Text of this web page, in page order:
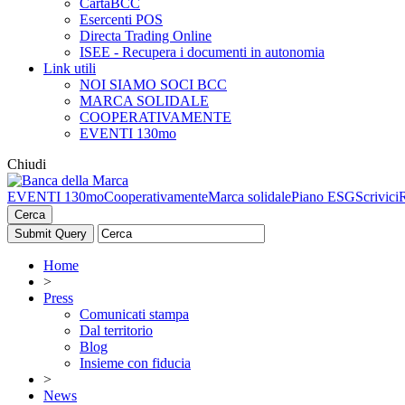
CartaBCC
Esercenti POS
Directa Trading Online
ISEE - Recupera i documenti in autonomia
Link utili
NOI SIAMO SOCI BCC
MARCA SOLIDALE
COOPERATIVAMENTE
EVENTI 130mo
Chiudi
EVENTI 130moCooperativamenteMarca solidalePiano ESGScrivici
Cerca
Home
>
Press
Comunicati stampa
Dal territorio
Blog
Insieme con fiducia
>
News